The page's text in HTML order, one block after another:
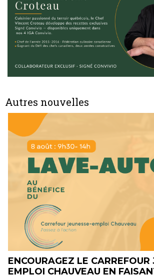
Autres nouvelles
DES TARIFS PRIVILÉGIÉS À LA
NOS MEMBRES !